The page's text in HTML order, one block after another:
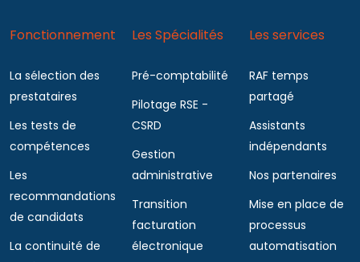
Fonctionnement
La sélection des
prestataires
Les tests de
compétences
Les
recommandations
de candidats
La continuité de
Les Spécialités
Pré-comptabilité
Pilotage RSE -
CSRD
Gestion
administrative
Transition
facturation
électronique
Les services
RAF temps
partagé
Assistants
indépendants
Nos partenaires
Mise en place de
processus
automatisation